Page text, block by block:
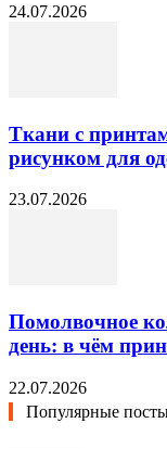
24.07.2026
Ткани с
рисунком для
23.07.2026
Помолвочное
день: в чём
22.07.2026
Популярные